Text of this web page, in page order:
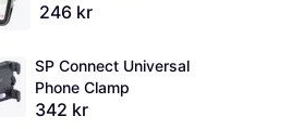
246 kr
SP Connect Universal
Phone Clamp
342 kr